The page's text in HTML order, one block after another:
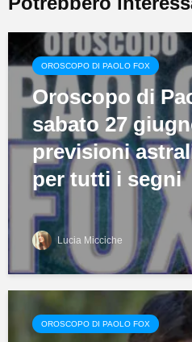
OROSCOPO DI PAOLO FOX
Oroscopo di
sabato 27
previsioni
per tutti i segni
Lucia Micciche
OROSCOPO DI PAOLO FOX